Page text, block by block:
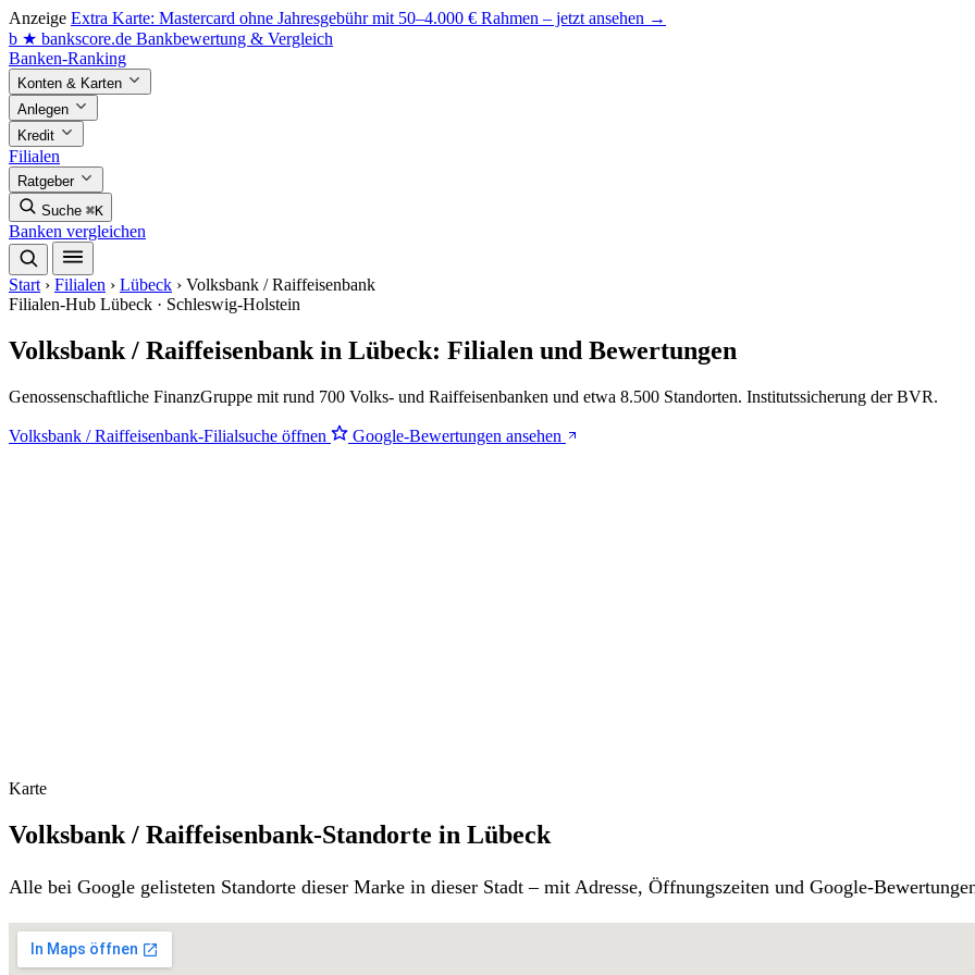
Anzeige Extra Karte: Mastercard ohne Jahresgebühr mit 50–4.000 € Rahmen – jetzt ansehen →
b ★ bankscore.de Bankbewertung & Vergleich
Banken-Ranking
Konten & Karten
Anlegen
Kredit
Filialen
Ratgeber
Suche ⌘K
Banken vergleichen
Start › Filialen › Lübeck › Volksbank / Raiffeisenbank
Filialen-Hub Lübeck · Schleswig-Holstein
Volksbank / Raiffeisenbank in Lübeck: Filialen und Bewertungen
Genossenschaftliche FinanzGruppe mit rund 700 Volks- und Raiffeisenbanken und etwa 8.500 Standorten. Institutssicherung der BVR.
Volksbank / Raiffeisenbank-Filialsuche öffnen Google-Bewertungen ansehen
Karte
Volksbank / Raiffeisenbank-Standorte in Lübeck
Alle bei Google gelisteten Standorte dieser Marke in dieser Stadt – mit Adresse, Öffnungszeiten und Google-